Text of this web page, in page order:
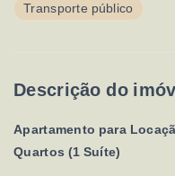
Transporte público
Descrição do
Apartamento para
Quartos (1 Suíte)